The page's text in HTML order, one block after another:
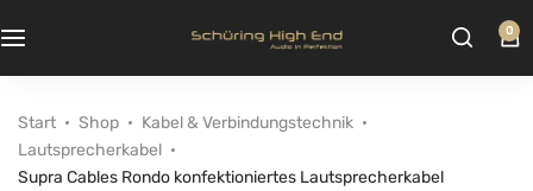
0
Start Shop
Kabel & Verbindungstechnik
Lautsprecherkabel
Supra Cables Rondo konfektioniertes Lautsprecherkabel